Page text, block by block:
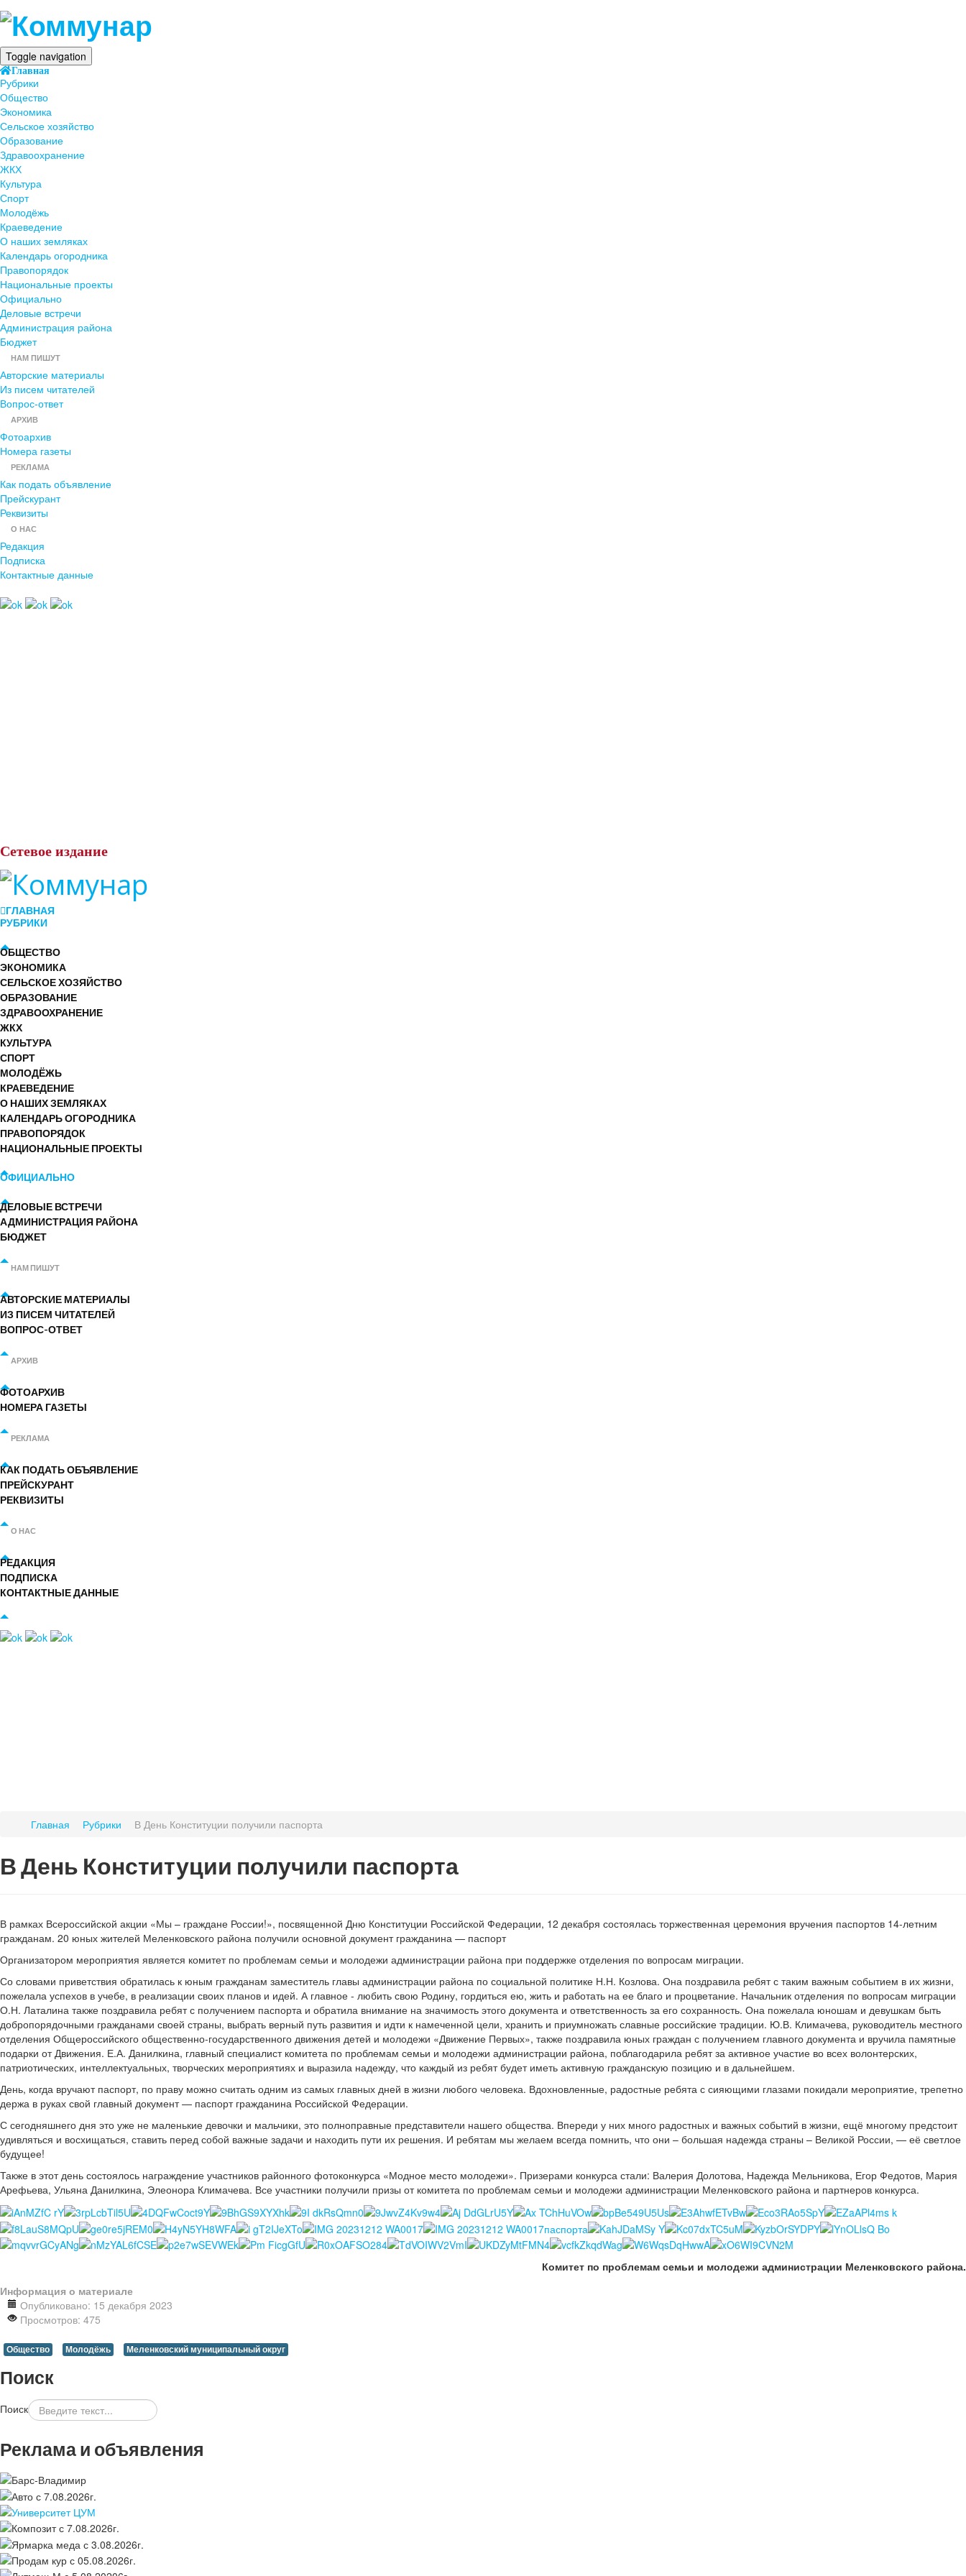
Toggle navigation
Главная
Рубрики
Общество
Экономика
Сельское хозяйство
Образование
Здравоохранение
ЖКХ
Культура
Спорт
Молодёжь
Краеведение
О наших земляках
Календарь огородника
Правопорядок
Национальные проекты
Официально
Деловые встречи
Администрация района
Бюджет
НАМ ПИШУТ
Авторские материалы
Из писем читателей
Вопрос-ответ
АРХИВ
Фотоархив
Номера газеты
РЕКЛАМА
Как подать объявление
Прейскурант
Реквизиты
О НАС
Редакция
Подписка
Контактные данные
Сетевое издание
ГЛАВНАЯ
РУБРИКИ
ОБЩЕСТВО
ЭКОНОМИКА
СЕЛЬСКОЕ ХОЗЯЙСТВО
ОБРАЗОВАНИЕ
ЗДРАВООХРАНЕНИЕ
ЖКХ
КУЛЬТУРА
СПОРТ
МОЛОДЁЖЬ
КРАЕВЕДЕНИЕ
О НАШИХ ЗЕМЛЯКАХ
КАЛЕНДАРЬ ОГОРОДНИКА
ПРАВОПОРЯДОК
НАЦИОНАЛЬНЫЕ ПРОЕКТЫ
ОФИЦИАЛЬНО
ДЕЛОВЫЕ ВСТРЕЧИ
АДМИНИСТРАЦИЯ РАЙОНА
БЮДЖЕТ
НАМ ПИШУТ
АВТОРСКИЕ МАТЕРИАЛЫ
ИЗ ПИСЕМ ЧИТАТЕЛЕЙ
ВОПРОС-ОТВЕТ
АРХИВ
ФОТОАРХИВ
НОМЕРА ГАЗЕТЫ
РЕКЛАМА
КАК ПОДАТЬ ОБЪЯВЛЕНИЕ
ПРЕЙСКУРАНТ
РЕКВИЗИТЫ
О НАС
РЕДАКЦИЯ
ПОДПИСКА
КОНТАКТНЫЕ ДАННЫЕ
Главная Рубрики В День Конституции получили паспорта
В День Конституции получили паспорта
В рамках Всероссийской акции «Мы – граждане России!», посвященной Дню Конституции Российской Федерации, 12 декабря состоялась торжественная церемония вручения паспортов 14-летним
гражданам. 20 юных жителей Меленковского района получили основной документ гражданина — паспорт
Организатором мероприятия является комитет по проблемам семьи и молодежи администрации района при поддержке отделения по вопросам миграции.
Со словами приветствия обратилась к юным гражданам заместитель главы администрации района по социальной политике Н.Н. Козлова. Она поздравила ребят с таким важным событием в их жизни,
пожелала успехов в учебе, в реализации своих планов и идей. А главное - любить свою Родину, гордиться ею, жить и работать на ее благо и процветание. Начальник отделения по вопросам миграции
О.Н. Латалина также поздравила ребят с получением паспорта и обратила внимание на значимость этого документа и ответственность за его сохранность. Она пожелала юношам и девушкам быть
добропорядочными гражданами своей страны, выбрать верный путь развития и идти к намеченной цели, хранить и приумножать славные российские традиции. Ю.В. Климачева, руководитель местного
отделения Общероссийского общественно-государственного движения детей и молодежи «Движение Первых», также поздравила юных граждан с получением главного документа и вручила памятные
подарки от Движения. Е.А. Данилкина, главный специалист комитета по проблемам семьи и молодежи администрации района, поблагодарила ребят за активное участие во всех волонтерских,
патриотических, интеллектуальных, творческих мероприятиях и выразила надежду, что каждый из ребят будет иметь активную гражданскую позицию и в дальнейшем.
День, когда вручают паспорт, по праву можно считать одним из самых главных дней в жизни любого человека. Вдохновленные, радостные ребята с сияющими глазами покидали мероприятие, трепетно
держа в руках свой главный документ — паспорт гражданина Российской Федерации.
С сегодняшнего дня это уже не маленькие девочки и мальчики, это полноправные представители нашего общества. Впереди у них много радостных и важных событий в жизни, ещё многому предстоит
удивляться и восхищаться, ставить перед собой важные задачи и находить пути их решения. И ребятам мы желаем всегда помнить, что они – большая надежда страны – Великой России, — её светлое
будущее!
Также в этот день состоялось награждение участников районного фотоконкурса «Модное место молодежи». Призерами конкурса стали: Валерия Долотова, Надежда Мельникова, Егор Федотов, Мария
Арефьева, Ульяна Данилкина, Элеонора Климачева. Все участники получили призы от комитета по проблемам семьи и молодежи администрации Меленковского района и партнеров конкурса.
Комитет по проблемам семьи и молодежи администрации Меленковского района.
Информация о материале
Опубликовано: 15 декабря 2023
Просмотров: 475
Общество Молодёжь Меленковский муниципальный округ
Поиск
Поиск
Реклама и объявления